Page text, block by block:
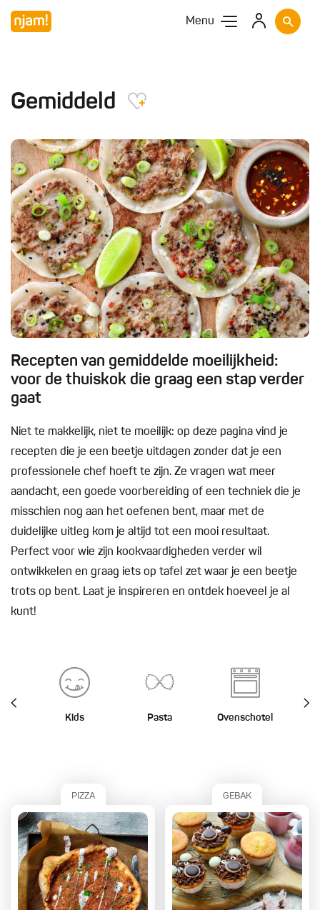
Menu
Gemiddeld
Recepten van gemiddelde moeilijkheid:
voor de thuiskok die graag een stap verder
gaat
Niet te makkelijk, niet te moeilijk: op deze pagina vind je
recepten die je een beetje uitdagen zonder dat je een
professionele chef hoeft te zijn. Ze vragen wat meer
aandacht, een goede voorbereiding of een techniek die je
misschien nog aan het oefenen bent, maar met de
duidelijke uitleg kom je altijd tot een mooi resultaat.
Perfect voor wie zijn kookvaardigheden verder wil
ontwikkelen en graag iets op tafel zet waar je een beetje
trots op bent. Laat je inspireren en ontdek hoeveel je al
kunt!
Kids Pasta Ovenschotel
PIZZA GEBAK